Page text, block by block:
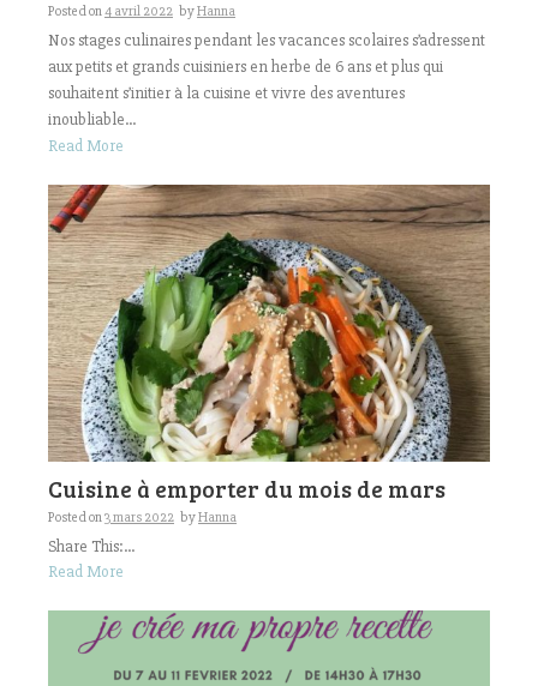
Posted on4 avril 2022 byHanna
Nos stages culinaires pendant les vacances scolaires s’adressent
aux petits et grands cuisiniers en herbe de 6 ans et plus qui
souhaitent s’initier à la cuisine et vivre des aventures
inoubliable...
Read More
Cuisine à emporter du mois de mars
Posted on3 mars 2022 byHanna
Share This:...
Read More